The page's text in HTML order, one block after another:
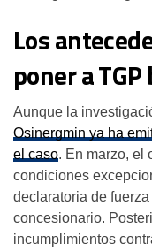
Los
poner a
Aunque la
Osinergmin ya ha
el caso. En marzo, el
condiciones
declaratoria de
concesionario.
incumplimientos